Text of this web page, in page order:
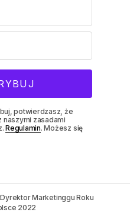
potwierdzasz, że
naszymi zasadami
Regulamin. Możesz się
Dyrektor Marketinggu Roku
2022